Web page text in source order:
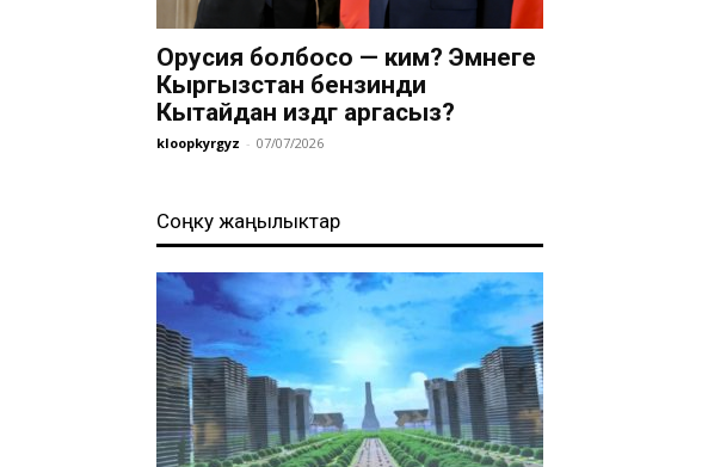
Орусия болбосо — ким? Эмнеге
Кыргызстан бензинди
Кытайдан издөөгө аргасыз?
kloopkyrgyz - 07/07/2026
Соңку жаңылыктар